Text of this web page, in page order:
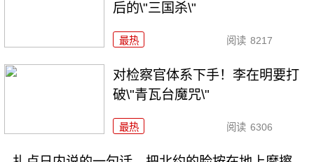
后的\"三国杀\"
最热 阅读 8217
对检察官体系下手！李在明要打
破\"青瓦台魔咒\"
最热 阅读 6306